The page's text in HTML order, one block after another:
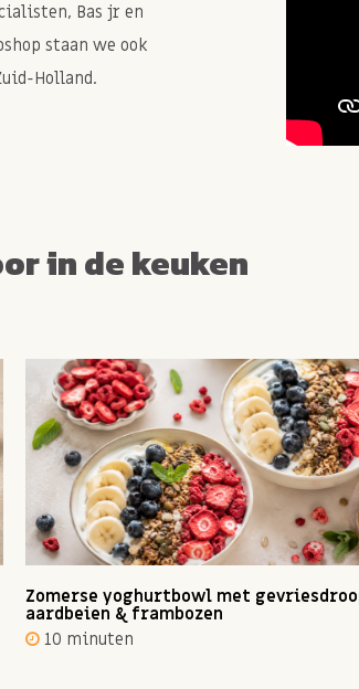
Bas jr en
staan we ook
Holland.
in de keuken
Zomerse yoghurtbowl met
aardbeien & frambozen
10 minuten